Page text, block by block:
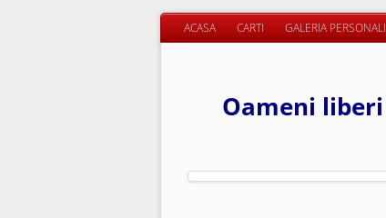
ACASA CARTI GALERIA
Oameni